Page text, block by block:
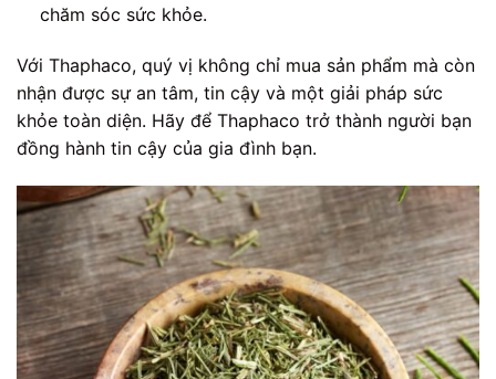
chăm sóc sức khỏe.
Với Thaphaco, quý vị không chỉ mua sản phẩm mà còn
nhận được sự an tâm, tin cậy và một giải pháp sức
khỏe toàn diện. Hãy để Thaphaco trở thành người bạn
đồng hành tin cậy của gia đình bạn.